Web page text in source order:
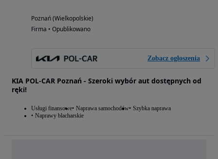
Poznań (Wielkopolskie)
Firma • Opublikowano
Zobacz ogłoszenia
KIA POL-CAR Poznań - Szeroki wybór aut dostępnych od
ręki!
Usługi finansowe Naprawa samochodów Szybka naprawa
Naprawy blacharskie